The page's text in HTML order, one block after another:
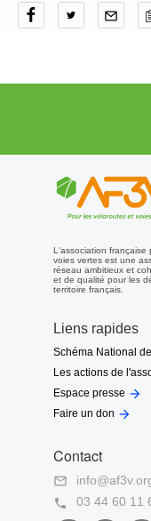
L'association française
voies vertes est une
réseau ambitieux et
et de qualité pour les
territoire français.
Liens rapides
Schéma National
Les actions de
Espace presse 
Faire un don 
Contact


03 44 60 11